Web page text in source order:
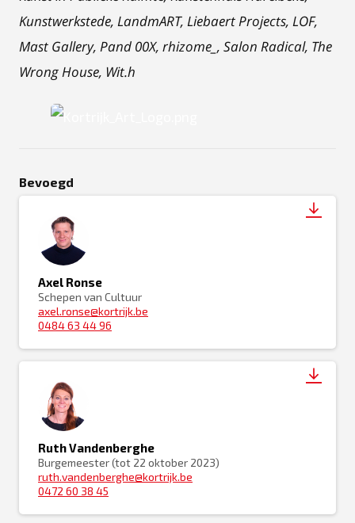
Kunstwerkstede, LandmART, Liebaert Projects, LOF,
Mast Gallery, Pand 00X, rhizome_, Salon Radical, The
Wrong House, Wit.h
Bevoegd
Axel Ronse
Schepen van Cultuur
axel.ronse@kortrijk.be
0484 63 44 96
Ruth Vandenberghe
Burgemeester (tot 22 oktober 2023)
ruth.vandenberghe@kortrijk.be
0472 60 38 45